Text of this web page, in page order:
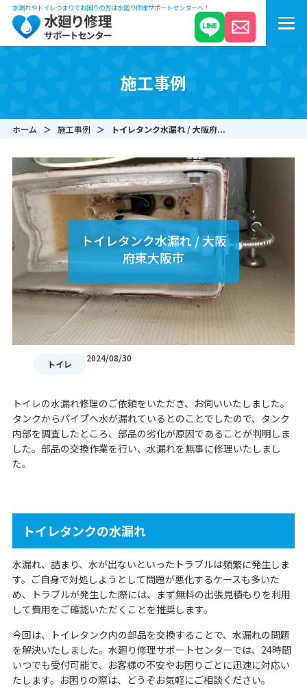
水漏れやトイレつまりでお困りの方は水廻り修理サポートセンターへ！
施工事例
ホーム 施工事例 トイレタンク水漏れ / 大阪府...
トイレタンク水漏れ / 大阪
府東大阪市
トイレ
2024/08/30
トイレの水漏れ修理のご依頼をいただき、お伺いいたしました。
タンクからパイプへ水が漏れているとのことでしたので、タンク
内部を調査したところ、部品の劣化が原因であることが判明しま
した。部品の交換作業を行い、水漏れを無事に修理いたしまし
た。
トイレタンクの水漏れ
水漏れ、詰まり、水が出ないといったトラブルは頻繁に発生しま
す。ご自身で対処しようとして問題が悪化するケースも多いた
め、トラブルが発生した際には、まず無料の出張見積もりを利用
して費用をご確認いただくことを推奨します。
今回は、トイレタンク内の部品を交換することで、水漏れの問題
を解決いたしました。水廻り修理サポートセンターでは、24時間
いつでも受付可能で、お客様の不安やお困りごとに迅速に対応い
たします。お困りの際は、どうぞお気軽にご相談ください。